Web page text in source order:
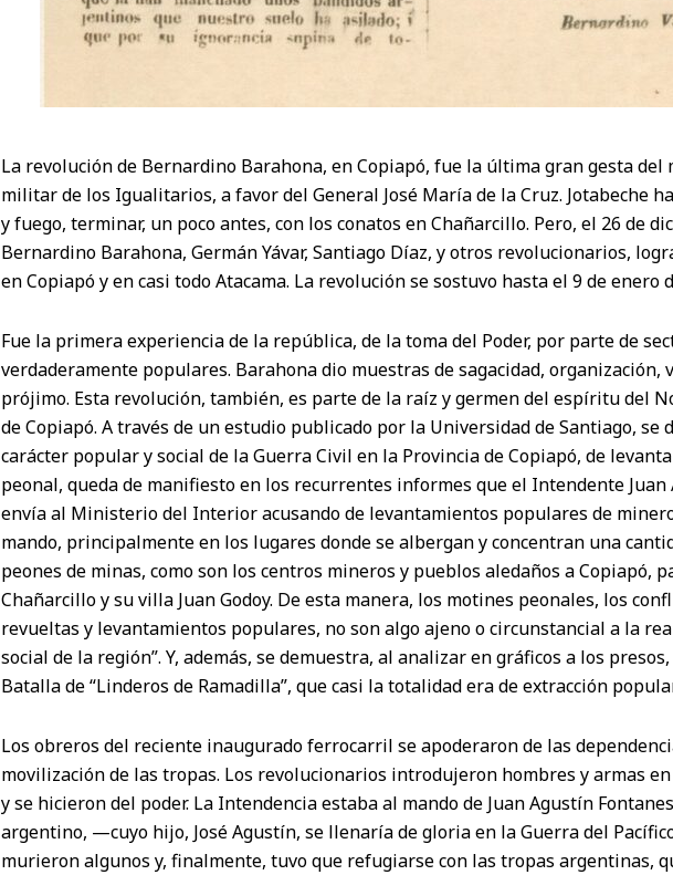
La revolución de Bernardino Barahona, en Copiapó, fue la última gran gesta
militar de los Igualitarios, a favor del General José María de la Cruz. Jotabeche
y fuego, terminar, un poco antes, con los conatos en Chañarcillo. Pero, el 26 de
Bernardino Barahona, Germán Yávar, Santiago Díaz, y otros revolucionarios,
en Copiapó y en casi todo Atacama. La revolución se sostuvo hasta el 9 de enero
Fue la primera experiencia de la república, de la toma del Poder, por parte de
verdaderamente populares. Barahona dio muestras de sagacidad, organización,
prójimo. Esta revolución, también, es parte de la raíz y germen del espíritu del
de Copiapó. A través de un estudio publicado por la Universidad de Santiago, se
carácter popular y social de la Guerra Civil en la Provincia de Copiapó, de
peonal, queda de manifiesto en los recurrentes informes que el Intendente Juan
envía al Ministerio del Interior acusando de levantamientos populares de
mando, principalmente en los lugares donde se albergan y concentran una
peones de minas, como son los centros mineros y pueblos aledaños a Copiapó,
Chañarcillo y su villa Juan Godoy. De esta manera, los motines peonales, los
revueltas y levantamientos populares, no son algo ajeno o circunstancial a la
social de la región”. Y, además, se demuestra, al analizar en gráficos a los
Batalla de “Linderos de Ramadilla”, que casi la totalidad era de extracción
Los obreros del reciente inaugurado ferrocarril se apoderaron de las
movilización de las tropas. Los revolucionarios introdujeron hombres y armas
y se hicieron del poder. La Intendencia estaba al mando de Juan Agustín
argentino, —cuyo hijo, José Agustín, se llenaría de gloria en la Guerra del
murieron algunos y, finalmente, tuvo que refugiarse con las tropas argentinas,